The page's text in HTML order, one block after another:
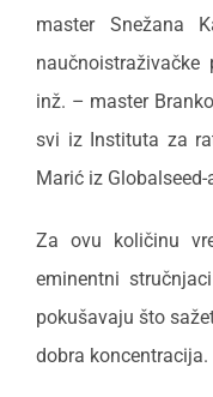
master Snežana
inž. – master
svi iz Instituta za
Marić iz Globalseed-
Za ovu količinu
eminentni
pokušavaju što
dobra koncentracija.